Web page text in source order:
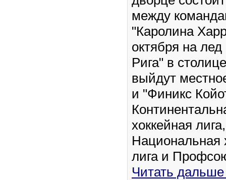
между
"Каролина
октября на
Рига" в
выйдут
и "Финикс
хоккейная лига,
Национальная
лига и
Читать